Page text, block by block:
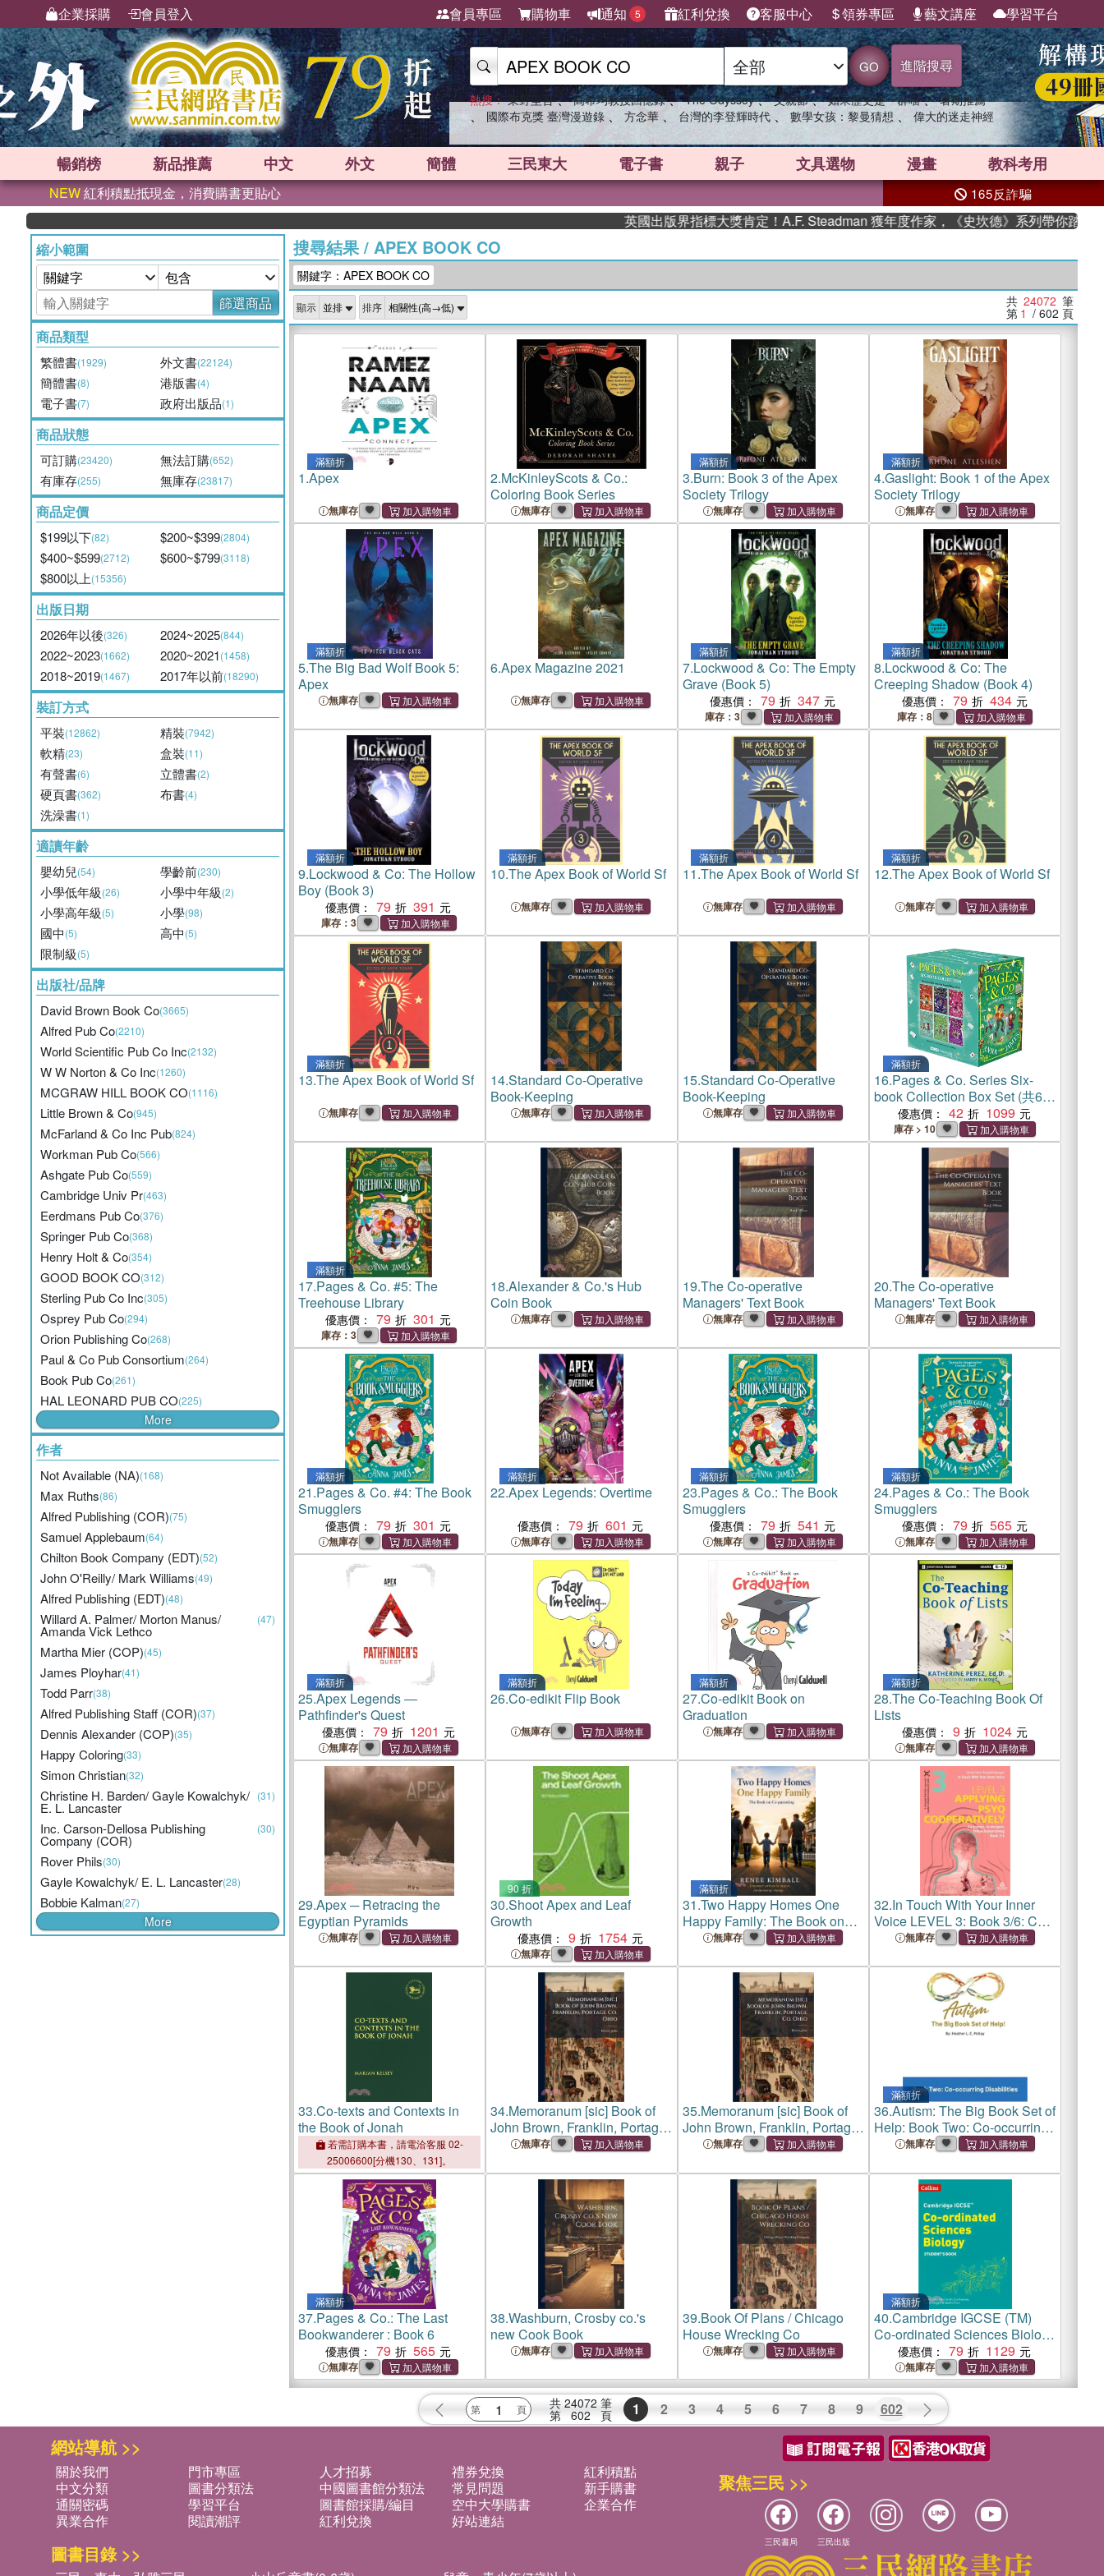
企業採購 會員登入 會員專區 購物車 通知 5 紅利兌換 客服中心 領券專區 藝文講座 學習平台
GO 進階搜尋
熱搜： 東野圭吾 、 高希均教授回憶錄 、 The Odyssey 、 父親節 、 如果歷史是一群喵 、 暑期推薦
、 國際布克獎 臺灣漫遊錄 、 方念華 、 台灣的李登輝時代 、 數學女孩：黎曼猜想 、 偉大的迷走神經
暢銷榜 新品推薦 中文 外文 簡體 三民東大 電子書 親子 文具選物 漫畫 教科考用
NEW紅利積點抵現金，消費購書更貼心 165反詐騙
英國出版界指標大獎肯定！A.F. Steadman 獲年度作家，《史坎德》系列帶你踏上熱血奇幻旅
縮小範圍
篩選商品
商品類型
繁體書(1929) 外文書(22124)
簡體書(8) 港版書(4)
電子書(7) 政府出版品(1)
商品狀態
可訂購(23420) 無法訂購(652)
有庫存(255) 無庫存(23817)
商品定價
$199以下(82) $200~$399(2804)
$400~$599(2712) $600~$799(3118)
$800以上(15356)
出版日期
2026年以後(326) 2024~2025(844)
2022~2023(1662) 2020~2021(1458)
2018~2019(1467) 2017年以前(18290)
裝訂方式
平裝(12862) 精裝(7942)
軟精(23) 盒裝(11)
有聲書(6) 立體書(2)
硬頁書(362) 布書(4)
洗澡書(1)
適讀年齡
嬰幼兒(54) 學齡前(230)
小學低年級(26) 小學中年級(2)
小學高年級(5) 小學(98)
國中(5) 高中(5)
限制級(5)
出版社/品牌
David Brown Book Co(3665)
Alfred Pub Co(2210)
World Scientific Pub Co Inc(2132)
W W Norton & Co Inc(1260)
MCGRAW HILL BOOK CO(1116)
Little Brown & Co(945)
McFarland & Co Inc Pub(824)
Workman Pub Co(566)
Ashgate Pub Co(559)
Cambridge Univ Pr(463)
Eerdmans Pub Co(376)
Springer Pub Co(368)
Henry Holt & Co(354)
GOOD BOOK CO(312)
Sterling Pub Co Inc(305)
Osprey Pub Co(294)
Orion Publishing Co(268)
Paul & Co Pub Consortium(264)
Book Pub Co(261)
HAL LEONARD PUB CO(225)
More
作者
Not Available (NA)(168)
Max Ruths(86)
Alfred Publishing (COR)(75)
Samuel Applebaum(64)
Chilton Book Company (EDT)(52)
John O'Reilly/ Mark Williams(49)
Alfred Publishing (EDT)(48)
Willard A. Palmer/ Morton Manus/
Amanda Vick Lethco
(47)
Martha Mier (COP)(45)
James Ployhar(41)
Todd Parr(38)
Alfred Publishing Staff (COR)(37)
Dennis Alexander (COP)(35)
Happy Coloring(33)
Simon Christian(32)
Christine H. Barden/ Gayle Kowalchyk/
E. L. Lancaster
(31)
Inc. Carson-Dellosa Publishing
Company (COR)
(30)
Rover Phils(30)
Gayle Kowalchyk/ E. L. Lancaster(28)
Bobbie Kalman(27)
More
搜尋結果/ APEX BOOK CO
關鍵字：APEX BOOK CO
顯示 排序 共 24072 筆
第 1 / 602 頁
滿額折
1.Apex
無庫存
2.McKinleyScots & Co.:
Coloring Book Series
無庫存
滿額折
3.Burn: Book 3 of the Apex
Society Trilogy
無庫存
滿額折
4.Gaslight: Book 1 of the Apex
Society Trilogy
無庫存
滿額折
5.The Big Bad Wolf Book 5:
Apex
無庫存
6.Apex Magazine 2021
無庫存
滿額折
7.Lockwood & Co: The Empty
Grave (Book 5)
優惠價： 79 347
庫存：3
滿額折
8.Lockwood & Co: The
Creeping Shadow (Book 4)
優惠價： 79 434
庫存：8
滿額折
9.Lockwood & Co: The Hollow
Boy (Book 3)
優惠價： 79 391
庫存：3
滿額折
10.The Apex Book of World Sf
無庫存
滿額折
11.The Apex Book of World Sf
無庫存
滿額折
12.The Apex Book of World Sf
無庫存
滿額折
13.The Apex Book of World Sf
無庫存
14.Standard Co-Operative
Book-Keeping
無庫存
15.Standard Co-Operative
Book-Keeping
無庫存
滿額折
16.Pages & Co. Series Six-
book Collection Box Set (共6
冊)(平裝本)(英國版)
優惠價： 42 1099
庫存 > 10
滿額折
17.Pages & Co. #5: The
Treehouse Library
優惠價： 79 301
庫存：3
18.Alexander & Co.'s Hub
Coin Book
無庫存
19.The Co-operative
Managers' Text Book
無庫存
20.The Co-operative
Managers' Text Book
無庫存
滿額折
21.Pages & Co. #4: The Book
Smugglers
優惠價： 79 301
無庫存
滿額折
22.Apex Legends: Overtime
優惠價： 79 601
無庫存
滿額折
23.Pages & Co.: The Book
Smugglers
優惠價： 79 541
無庫存
滿額折
24.Pages & Co.: The Book
Smugglers
優惠價： 79 565
無庫存
滿額折
25.Apex Legends ―
Pathfinder's Quest
優惠價： 79 1201
無庫存
滿額折
26.Co-edikit Flip Book
無庫存
滿額折
27.Co-edikit Book on
Graduation
無庫存
滿額折
28.The Co-Teaching Book Of
Lists
優惠價： 9 1024
無庫存
29.Apex ─ Retracing the
Egyptian Pyramids
無庫存
90 折
30.Shoot Apex and Leaf
Growth
優惠價： 9 1754
無庫存
滿額折
31.Two Happy Homes One
Happy Family: The Book on
Co-parenting
無庫存
32.In Touch With Your Inner
Voice LEVEL 3: Book 3/6: Co-
creator, co-designer, fellow
無庫存
33.Co-texts and Contexts in
the Book of Jonah
若需訂購本書，請電洽客服 02-
25006600[分機130、131]。
34.Memoranum [sic] Book of
John Brown, Franklin, Portage
Co. Ohio
無庫存
35.Memoranum [sic] Book of
John Brown, Franklin, Portage
Co. Ohio
無庫存
滿額折
36.Autism: The Big Book Set of
Help: Book Two: Co-occurring
Disabilities
無庫存
滿額折
37.Pages & Co.: The Last
Bookwanderer : Book 6
優惠價： 79 565
無庫存
38.Washburn, Crosby co.'s
new Cook Book
無庫存
39.Book Of Plans / Chicago
House Wrecking Co
無庫存
滿額折
40.Cambridge IGCSE (TM)
Co-ordinated Sciences Biology
Student's Book
優惠價： 79 1129
無庫存
共 24072 筆
第 602 頁 1 2 3 4 5 6 7 8 9 602
網站導航 >>
關於我們 門市專區 人才招募 禮券兌換
紅利積點
中文分類
圖書分類法 中國圖書館分類法 常見問題
新手購書
通關密碼
學習平台 圖書館採購/編目 空中大學購書
企業合作
異業合作
閱讀潮評 紅利兌換 好站連結
圖書目錄 >>
聚焦三民 >>
三民書局 三民出版